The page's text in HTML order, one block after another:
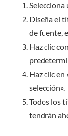
Diseña el
de fuente,
Haz clic
Haz clic
selección».
Todos los
tendrán